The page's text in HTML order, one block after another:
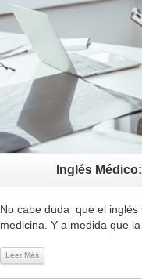
Inglés
No cabe duda que el inglés
medicina. Y a medida que
Leer Más